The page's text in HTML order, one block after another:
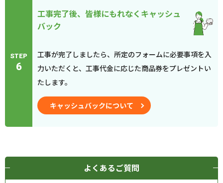
STEP
6
工事完了後、皆様にもれなくキャッシュ
バック
工事が完了しましたら、所定のフォームに必要事項を入
力いただくと、工事代金に応じた商品券をプレゼントい
たします。
キャッシュバックについて
よくあるご質問